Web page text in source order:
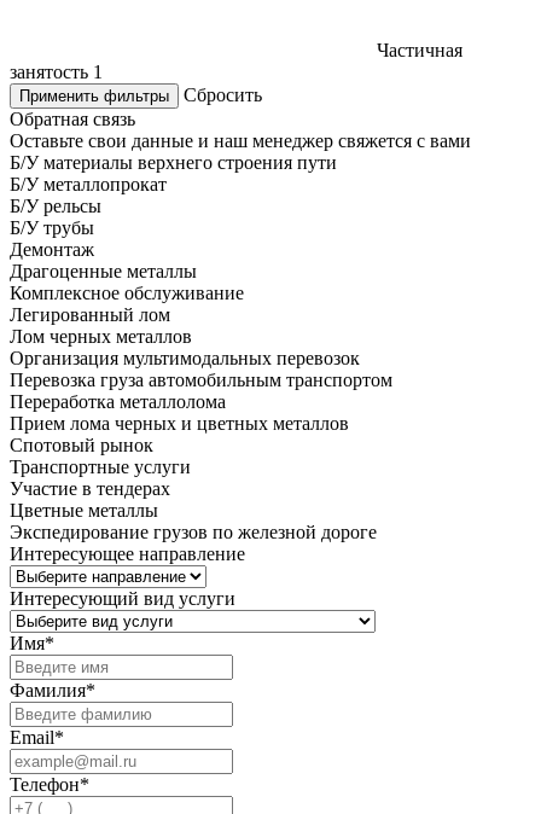
Частичная
занятость 1
Применить фильтры
Сбросить
Обратная связь
Оставьте свои данные и наш менеджер свяжется с вами
Б/У материалы верхнего строения пути
Б/У металлопрокат
Б/У рельсы
Б/У трубы
Демонтаж
Драгоценные металлы
Комплексное обслуживание
Легированный лом
Лом черных металлов
Организация мультимодальных перевозок
Перевозка груза автомобильным транспортом
Переработка металлолома
Прием лома черных и цветных металлов
Спотовый рынок
Транспортные услуги
Участие в тендерах
Цветные металлы
Экспедирование грузов по железной дороге
Интересующее направление
Интересующий вид услуги
Имя*
Фамилия*
Email*
Телефон*